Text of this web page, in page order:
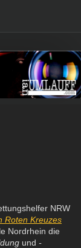
NRW
Roten Kreuzes
Nordrhein die
und -